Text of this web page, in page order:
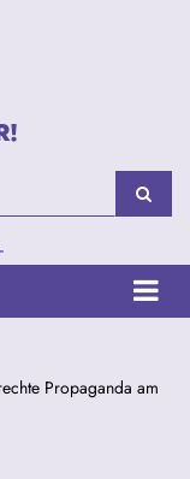
Propaganda am